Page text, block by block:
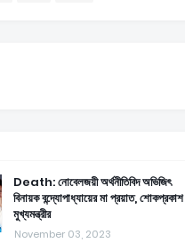
Death: নোবেলজয়ী অর্থনীতিবিদ অভিজিৎ
বিনায়ক বন্দ্যোপাধ্যায়ের মা প্রয়াত, শোকপ্রকাশ
মুখ্যমন্ত্রীর
November 03, 2023